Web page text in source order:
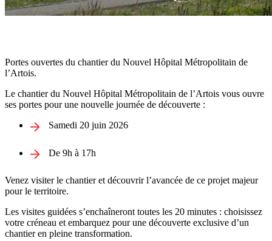
Portes ouvertes du chantier du Nouvel Hôpital Métropolitain de
l’Artois.
Le chantier du Nouvel Hôpital Métropolitain de l’Artois vous ouvre
ses portes pour une nouvelle journée de découverte :
Samedi 20 juin 2026
De 9h à 17h
Venez visiter le chantier et découvrir l’avancée de ce projet majeur
pour le territoire.
Les visites guidées s’enchaîneront toutes les 20 minutes : choisissez
votre créneau et embarquez pour une découverte exclusive d’un
chantier en pleine transformation.